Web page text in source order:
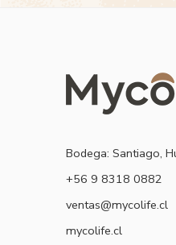
Bodega: Santiago,
‭+56 9 8318 0882‬
ventas@mycolife.cl
mycolife.cl